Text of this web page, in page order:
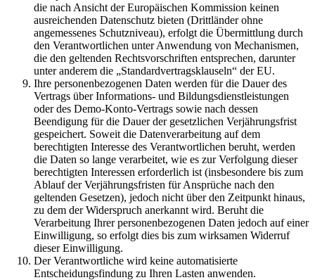
die nach Ansicht der Europäischen Kommission keinen
ausreichenden Datenschutz bieten (Drittländer ohne
angemessenes Schutzniveau), erfolgt die Übermittlung durch
den Verantwortlichen unter Anwendung von Mechanismen,
die den geltenden Rechtsvorschriften entsprechen, darunter
unter anderem die „Standardvertragsklauseln“ der EU.
Ihre personenbezogenen Daten werden für die Dauer des
Vertrags über Informations- und Bildungsdienstleistungen
oder des Demo-Konto-Vertrags sowie nach dessen
Beendigung für die Dauer der gesetzlichen Verjährungsfrist
gespeichert. Soweit die Datenverarbeitung auf dem
berechtigten Interesse des Verantwortlichen beruht, werden
die Daten so lange verarbeitet, wie es zur Verfolgung dieser
berechtigten Interessen erforderlich ist (insbesondere bis zum
Ablauf der Verjährungsfristen für Ansprüche nach den
geltenden Gesetzen), jedoch nicht über den Zeitpunkt hinaus,
zu dem der Widerspruch anerkannt wird. Beruht die
Verarbeitung Ihrer personenbezogenen Daten jedoch auf einer
Einwilligung, so erfolgt dies bis zum wirksamen Widerruf
dieser Einwilligung.
Der Verantwortliche wird keine automatisierte
Entscheidungsfindung zu Ihren Lasten anwenden.